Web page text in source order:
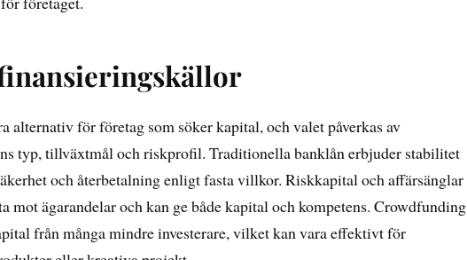
alternativ för företag som söker kapital, och valet påverkas av
typ, tillväxtmål och riskprofil. Traditionella banklån erbjuder stabilitet
och återbetalning enligt fasta villkor. Riskkapital och affärsänglar
mot ägarandelar och kan ge både kapital och kompetens. Crowdfunding
från många mindre investerare, vilket kan vara effektivt för